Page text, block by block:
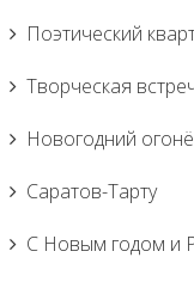
Поэтический
Творческая
Новогодний
Саратов-Тарту
С Новым годом и